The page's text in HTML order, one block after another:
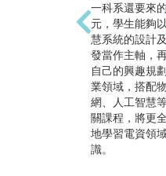
一科系還要來
元，學生能夠
慧系統的設計
發當作主軸，
自己的興趣規
業領域，搭配
網、人工智慧
關課程，將更
地學習電資領
識。